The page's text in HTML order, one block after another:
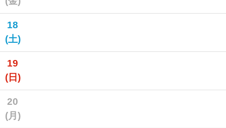
18
(土)
19
(日)
20
(月)